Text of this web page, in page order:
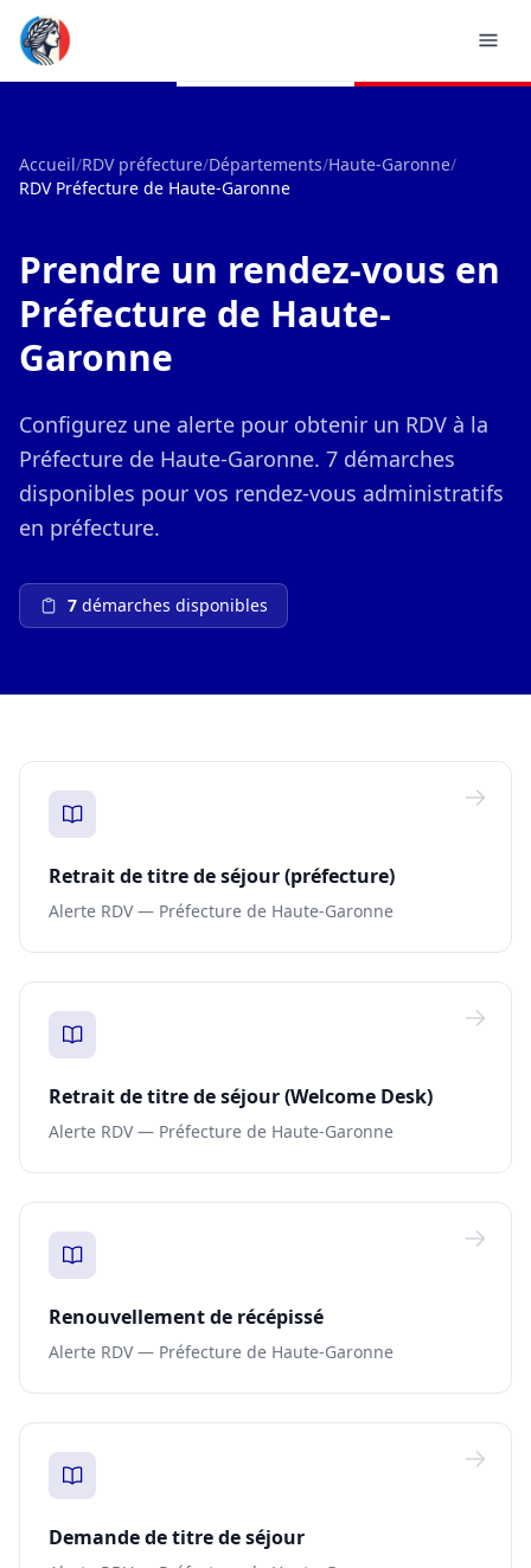
Accueil/RDV préfecture/Départements/Haute-Garonne/
RDV Préfecture de Haute-Garonne
Prendre un rendez-vous en
Préfecture de Haute-
Garonne
Configurez une alerte pour obtenir un RDV à la
Préfecture de Haute-Garonne. 7 démarches
disponibles pour vos rendez-vous administratifs
en préfecture.
7 démarches disponibles
Retrait de titre de séjour (préfecture)
Alerte RDV — Préfecture de Haute-Garonne
Retrait de titre de séjour (Welcome Desk)
Alerte RDV — Préfecture de Haute-Garonne
Renouvellement de récépissé
Alerte RDV — Préfecture de Haute-Garonne
Demande de titre de séjour